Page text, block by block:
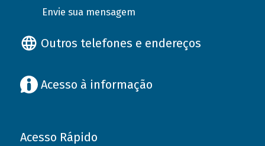
Envie sua mensagem
Outros telefones e endereços
Acesso à informação
Acesso Rápido